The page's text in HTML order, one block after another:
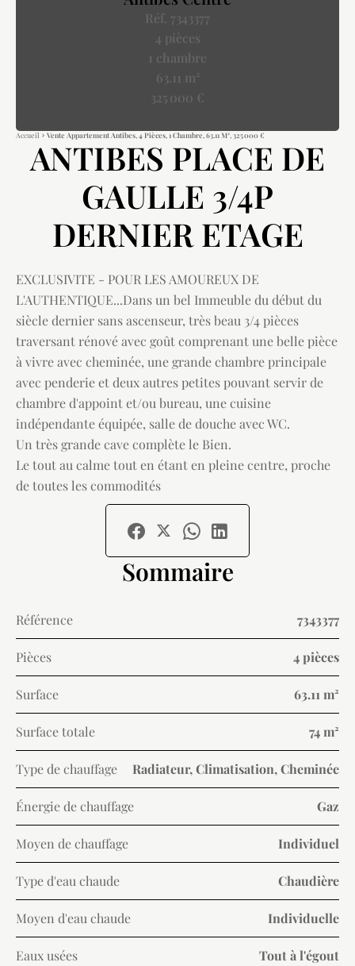
Réf. 7343377
4 pièces
1 chambre
63.11 m²
325 000 €
Accueil Vente Appartement Antibes, 4 Pièces, 1 Chambre, 63.11 M², 325 000 €
ANTIBES PLACE DE
GAULLE 3/4P
DERNIER ETAGE
EXCLUSIVITE - POUR LES AMOUREUX DE
L'AUTHENTIQUE...Dans un bel Immeuble du début du
siècle dernier sans ascenseur, très beau 3/4 pièces
traversant rénové avec goût comprenant une belle pièce
à vivre avec cheminée, une grande chambre principale
avec penderie et deux autres petites pouvant servir de
chambre d'appoint et/ou bureau, une cuisine
indépendante équipée, salle de douche avec WC.
Un très grande cave complète le Bien.
Le tout au calme tout en étant en pleine centre, proche
de toutes les commodités
Sommaire
Référence 7343377
Pièces 4 pièces
Surface 63.11 m²
Surface totale 74 m²
Type de chauffage Radiateur, Climatisation, Cheminée
Énergie de chauffage Gaz
Moyen de chauffage Individuel
Type d'eau chaude Chaudière
Moyen d'eau chaude Individuelle
Eaux usées Tout à l'égout